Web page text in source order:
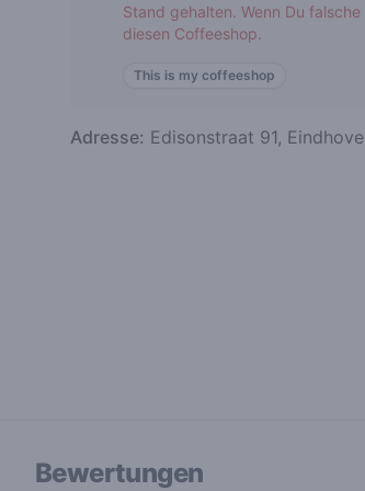
Stand gehalten. Wenn Du
diesen Coffeeshop.
This is my coffeeshop
Adresse: Edisonstraat 91,
Bewertungen